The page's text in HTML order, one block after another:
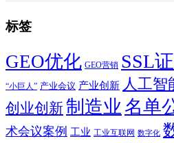
标签
GEO优化 GEO营销 SSL
“小巨人” 产业会议 产业创新 人工智
创业创新制造业 名单
术会议案例 工业 工业互联网 数字化